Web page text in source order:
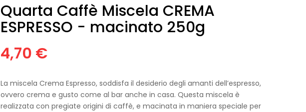
Quarta Caffè Miscela CREMA
ESPRESSO - macinato 250g
4,70 €
La miscela Crema Espresso, soddisfa il desiderio degli amanti dell’espresso,
ovvero crema e gusto come al bar anche in casa. Questa miscela è
realizzata con pregiate origini di caffè, e macinata in maniera speciale per